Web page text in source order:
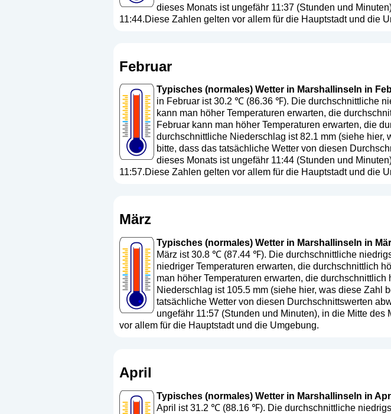
dieses Monats ist ungefähr 11:37 (Stunden und
11:44.Diese Zahlen gelten vor allem für die Hauptstadt und die
Februar
Typisches (normales) Wetter in Marshallinseln in
in Februar ist 30.2 ℃ (86.36 ℉). Die durchschnittliche
kann man höher Temperaturen erwarten, die
Februar kann man höher Temperaturen erwarten, die
durchschnittliche Niederschlag ist 82.1 mm (siehe hier,
bitte, dass das tatsächliche Wetter von diesen
dieses Monats ist ungefähr 11:44 (Stunden und
11:57.Diese Zahlen gelten vor allem für die Hauptstadt und die
März
Typisches (normales) Wetter in Marshallinseln in
März ist 30.8 ℃ (87.44 ℉). Die durchschnittliche
niedriger Temperaturen erwarten, die durchschnittlich
man höher Temperaturen erwarten, die
Niederschlag ist 105.5 mm (siehe hier, was diese Zahl
tatsächliche Wetter von diesen Durchschnittswerten
ungefähr 11:57 (Stunden und Minuten), in die Mitte
vor allem für die Hauptstadt und die Umgebung.
April
Typisches (normales) Wetter in Marshallinseln in
April ist 31.2 ℃ (88.16 ℉). Die durchschnittliche